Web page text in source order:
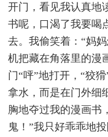
开门，看见我认真地
书呢，口渴了我要喝
去。我偷笑着：“妈
机把藏在角落里的漫
门“呯”地打开，“狡
拿水，而是在门外细
胸地夺过我的漫画书
鬼！”我只好乖乖地